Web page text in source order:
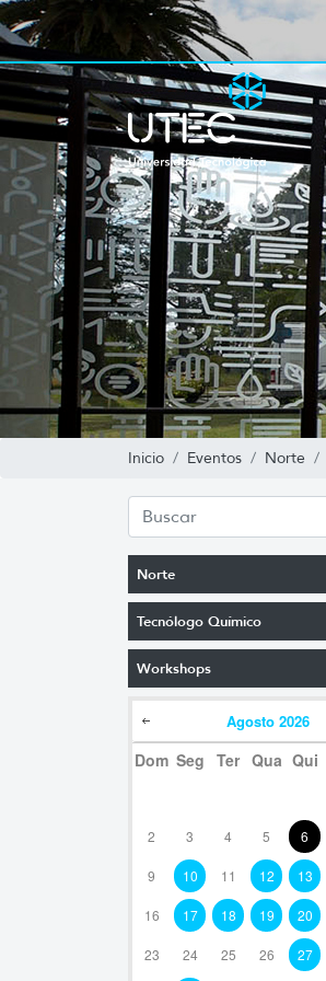
Inicio Eventos Norte
Norte
Tecnólogo Químico
Workshops
Agosto 2026
Dom Seg Ter Qua Qui
2 3 4 5 6
9 10 11 12 13
16 17 18 19 20
23 24 25 26 27